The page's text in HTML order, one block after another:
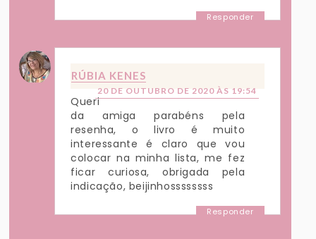
Responder
RÚBIA KENES
20 DE OUTUBRO DE 2020 ÀS 19:54
Queri
da amiga parabéns pela
resenha, o livro é muito
interessante é claro que vou
colocar na minha lista, me fez
ficar curiosa, obrigada pela
indicação, beijinhossssssss
Responder